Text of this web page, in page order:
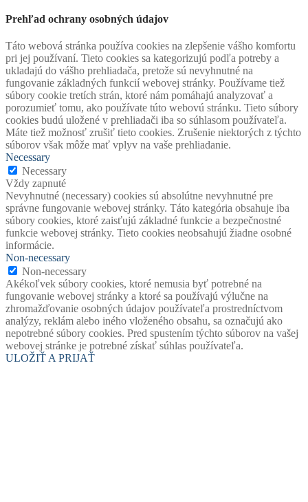
Prehľad ochrany osobných údajov
Táto webová stránka používa cookies na zlepšenie vášho komfortu
pri jej používaní. Tieto cookies sa kategorizujú podľa potreby a
ukladajú do vášho prehliadača, pretože sú nevyhnutné na
fungovanie základných funkcií webovej stránky. Používame tiež
súbory cookie tretích strán, ktoré nám pomáhajú analyzovať a
porozumieť tomu, ako používate túto webovú stránku. Tieto súbory
cookies budú uložené v prehliadači iba so súhlasom používateľa.
Máte tiež možnosť zrušiť tieto cookies. Zrušenie niektorých z týchto
súborov však môže mať vplyv na vaše prehliadanie.
Necessary
Necessary
Vždy zapnuté
Nevyhnutné (necessary) cookies sú absolútne nevyhnutné pre
správne fungovanie webovej stránky. Táto kategória obsahuje iba
súbory cookies, ktoré zaisťujú základné funkcie a bezpečnostné
funkcie webovej stránky. Tieto cookies neobsahujú žiadne osobné
informácie.
Non-necessary
Non-necessary
Akékoľvek súbory cookies, ktoré nemusia byť potrebné na
fungovanie webovej stránky a ktoré sa používajú výlučne na
zhromažďovanie osobných údajov používateľa prostredníctvom
analýzy, reklám alebo iného vloženého obsahu, sa označujú ako
nepotrebné súbory cookies. Pred spustením týchto súborov na vašej
webovej stránke je potrebné získať súhlas používateľa.
ULOŽIŤ A PRIJAŤ